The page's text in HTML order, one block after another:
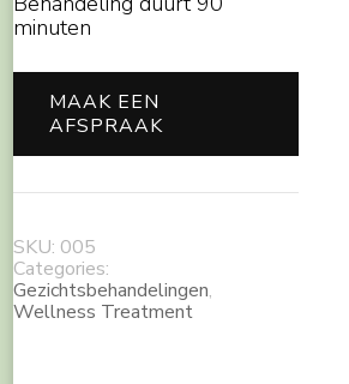
minuten
MAAK EEN
AFSPRAAK
SKU: 005
Categories:
Gezichtsbehandelingen,
Wellness Treatment